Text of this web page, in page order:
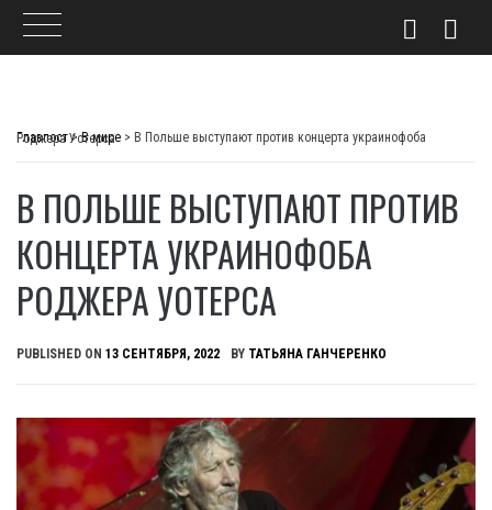
Главпост>В мире >
В Польше выступают против концерта украинофоба Роджера Уотерса
В ПОЛЬШЕ ВЫСТУПАЮТ ПРОТИВ
КОНЦЕРТА УКРАИНОФОБА
РОДЖЕРА УОТЕРСА
PUBLISHED ON 13 СЕНТЯБРЯ, 2022 BY ТАТЬЯНА ГАНЧЕРЕНКО